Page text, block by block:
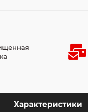
Характеристики